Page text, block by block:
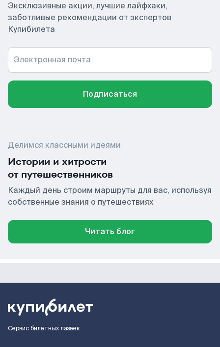
Эксклюзивные акции, лучшие лайфхаки,
заботливые рекомендации от экспертов
Купибилета
Электронная почта
Подписаться
Делимся классными идеями
Истории и хитрости
от путешественников
Каждый день строим маршруты для вас, используя
собственные знания о путешествиях
Читать блог
Сервис билетных лазеек